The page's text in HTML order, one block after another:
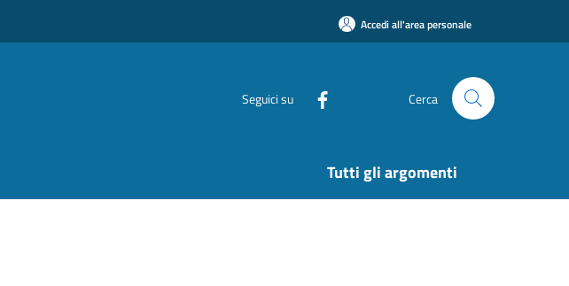
Accedi all'area personale
Seguici su Cerca
Tutti gli argomenti